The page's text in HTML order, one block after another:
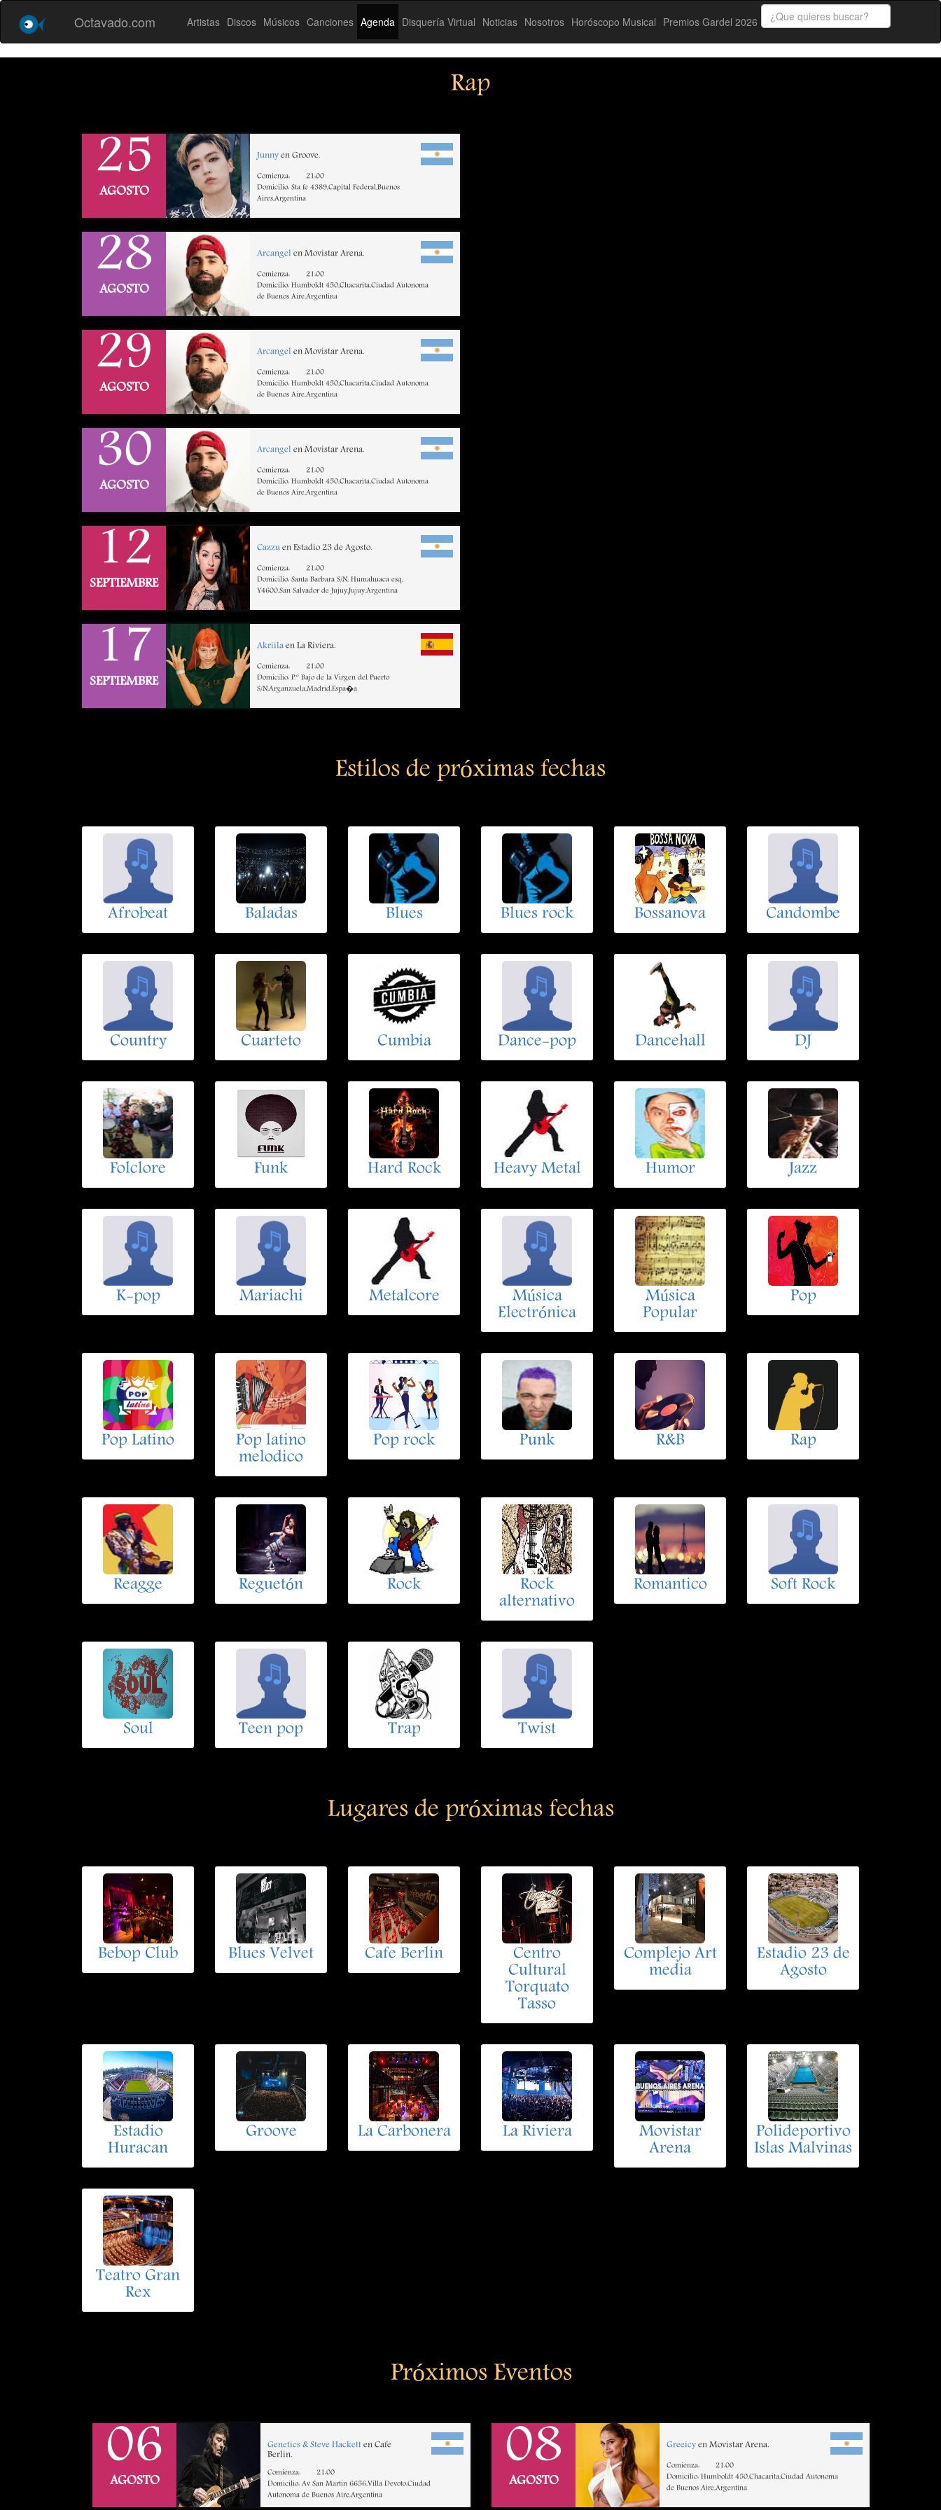
Octavado.com Artistas Discos Músicos Canciones Agenda Disquería Virtual Noticias Nosotros Horóscopo Musical Premios Gardel 2026
Rap
25
AGOSTO
Junnyen Groove.
Comienza:
21:00
Domicilio: Sta fe 4389,Capital Federal,Buenos
Aires,Argentina
28
AGOSTO
Arcangel en Movistar Arena.
Comienza:
21:00
Domicilio: Humboldt 450,Chacarita,Ciudad Autonoma
de Buenos Aire,Argentina
29
AGOSTO
Arcangel en Movistar Arena.
Comienza:
21:00
Domicilio: Humboldt 450,Chacarita,Ciudad Autonoma
de Buenos Aire,Argentina
30
AGOSTO
Arcangel en Movistar Arena.
Comienza:
21:00
Domicilio: Humboldt 450,Chacarita,Ciudad Autonoma
de Buenos Aire,Argentina
12
SEPTIEMBRE
Cazzuen Estadio 23 de Agosto.
Comienza:
21:00
Domicilio: Santa Barbara S/N, Humahuaca esq,
Y4600,San Salvador de Jujuy,Jujuy,Argentina
17
SEPTIEMBRE
Akriilaen La Riviera.
Comienza:
21:00
Domicilio: P.º Bajo de la Virgen del Puerto
S/N,Arganzuela,Madrid,Espa�a
Estilos de próximas fechas
Afrobeat Baladas Blues Blues rock Bossanova Candombe
Country Cuarteto Cumbia Dance-pop Dancehall DJ
Folclore Funk Hard Rock Heavy Metal Humor Jazz
K-pop Mariachi Metalcore
Música
Electrónica
Música
Popular
Pop
Pop Latino
Pop latino
melodico
Pop rock Punk R&B Rap
Reagge Reguetón Rock
Rock
alternativo
Romantico Soft Rock
Soul Teen pop Trap Twist
Lugares de próximas fechas
Bebop Club Blues Velvet Cafe Berlin
Centro
Cultural
Torquato
Tasso
Complejo Art
media
Estadio 23 de
Agosto
Estadio
Huracan
Groove La Carbonera La Riviera
Movistar
Arena
Polideportivo
Islas Malvinas
Teatro Gran
Rex
Próximos Eventos
06
AGOSTO
Genetics & Steve Hacketten Cafe
Berlin.
Comienza:
21:00
Domicilio: Av San Martin 6656,Villa Devoto,Ciudad
Autonoma de Buenos Aire,Argentina
08
AGOSTO
Greeicyen Movistar Arena.
Comienza:
21:00
Domicilio: Humboldt 450,Chacarita,Ciudad Autonoma
de Buenos Aire,Argentina